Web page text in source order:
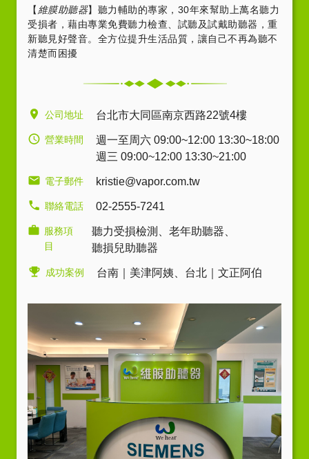
【 維膜助聽器】聽力輔助的專家，30年來幫助上萬名聽力
受損者，藉由專業免費聽力檢查、試聽及試戴助聽器，重
新聽見好聲音。全方位提升生活品質，讓自己不再為聽不
清楚而困擾
公司地址 台北市大同區南京西路22號4樓
營業時間
週一至周六 09:00~12:00 13:30~18:00
週三 09:00~12:00 13:30~21:00
電子郵件 kristie@vapor.com.tw
聯絡電話 02-2555-7241
服務項
目
聽力受損檢測 老年助聽器
聽損兒助聽器
成功案例 台南｜美津阿姨 台北｜文正阿伯